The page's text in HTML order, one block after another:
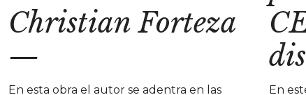
Christian Forteza
—
En esta obra el autor se adentra en las
En